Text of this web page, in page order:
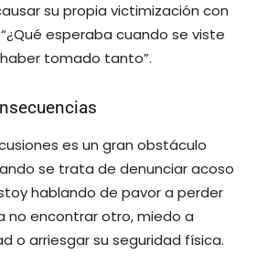
su propia victimización con
esperaba cuando se viste
tomado tanto”.
es un gran obstáculo
se trata de denunciar acoso
hablando de pavor a perder
no encontrar otro, miedo a
o arriesgar su seguridad física.